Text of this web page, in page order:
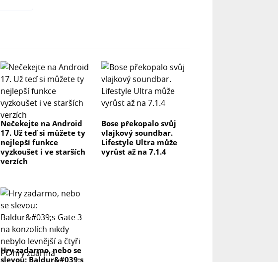
Nečekejte na Android
17. Už teď si můžete ty
nejlepší funkce
vyzkoušet i ve starších
verzích
Bose překopalo svůj
vlajkový soundbar.
Lifestyle Ultra může
vyrůst až na 7.1.4
Hry zadarmo, nebo se
slevou: Baldur&#039;s